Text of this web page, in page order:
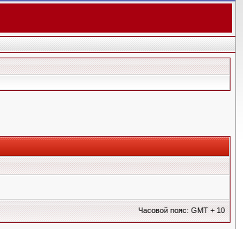
Часовой пояс: GMT + 10